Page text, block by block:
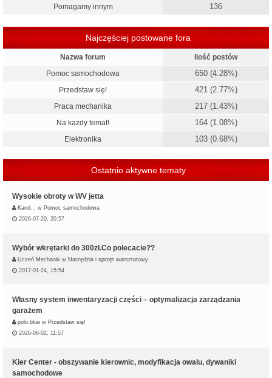
Pomagamy innym 136
Najczęściej postowane fora
Nazwa forum
Ilość postów
Pomoc samochodowa
650 (4.28%)
Przedstaw się! 421 (2.77%)
Praca mechanika 217 (1.43%)
Na każdy temat! 164 (1.08%)
Elektronika 103 (0.68%)
Ostatnio aktywne tematy
Wysokie obroty w WV jetta
Karol… w Pomoc samochodowa
2026-07-20, 20:57
Wybór wkrętarki do 300zł.Co polecacie??
Uczeń Mechanik w Narzędzia i sprzęt warsztatowy
2017-01-24, 15:54
Własny system inwentaryzacji części – optymalizacja zarządzania
garażem
polo.blue w Przedstaw się!
2026-06-02, 11:57
Kier Center - obszywanie kierownic, modyfikacja owalu, dywaniki
samochodowe